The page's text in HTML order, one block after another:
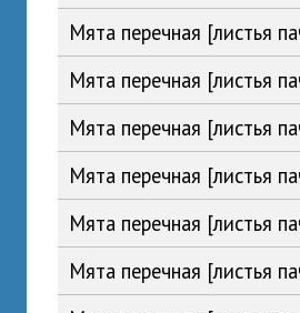
Мята перечная [листья
Мята перечная [листья
Мята перечная [листья
Мята перечная [листья
Мята перечная [листья
Мята перечная [листья